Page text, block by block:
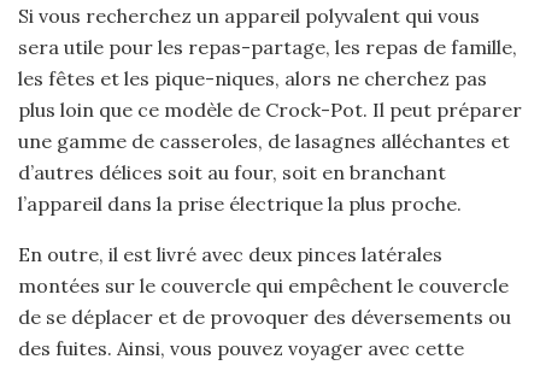
Si vous recherchez un appareil polyvalent qui vous
sera utile pour les repas-partage, les repas de famille,
les fêtes et les pique-niques, alors ne cherchez pas
plus loin que ce modèle de Crock-Pot. Il peut préparer
une gamme de casseroles, de lasagnes alléchantes et
d’autres délices soit au four, soit en branchant
l’appareil dans la prise électrique la plus proche.
En outre, il est livré avec deux pinces latérales
montées sur le couvercle qui empêchent le couvercle
de se déplacer et de provoquer des déversements ou
des fuites. Ainsi, vous pouvez voyager avec cette